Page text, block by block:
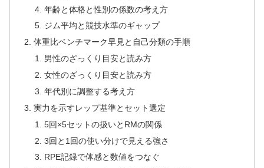
年齢と体格と性別の係数の考え方
ジム平均と競技水準のギャップ
体重比ベンチマーク早見と自己分類の手順
男性のざっくり目安と読み方
女性のざっくり目安と読み方
年代別に調整する考え方
実力を示すレップ基準とセット選定
5回×5セットの扱いとRMの関係
3回と1回の使い分けで見える強さ
RPE記録で体感と数値をつなぐ